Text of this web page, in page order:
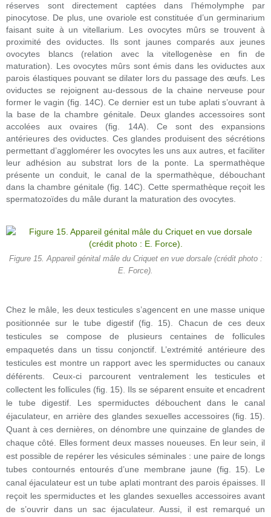
réserves sont directement captées dans l’hémolymphe par
pinocytose. De plus, une ovariole est constituée d’un germinarium
faisant suite à un vitellarium. Les ovocytes mûrs se trouvent à
proximité des oviductes. Ils sont jaunes comparés aux jeunes
ovocytes blancs (relation avec la vitellogenèse en fin de
maturation). Les ovocytes mûrs sont émis dans les oviductes aux
parois élastiques pouvant se dilater lors du passage des œufs. Les
oviductes se rejoignent au-dessous de la chaine nerveuse pour
former le vagin (fig. 14C). Ce dernier est un tube aplati s’ouvrant à
la base de la chambre génitale. Deux glandes accessoires sont
accolées aux ovaires (fig. 14A). Ce sont des expansions
antérieures des oviductes. Ces glandes produisent des sécrétions
permettant d’agglomérer les ovocytes les uns aux autres, et faciliter
leur adhésion au substrat lors de la ponte. La spermathèque
présente un conduit, le canal de la spermathèque, débouchant
dans la chambre génitale (fig. 14C). Cette spermathèque reçoit les
spermatozoïdes du mâle durant la maturation des ovocytes.
Figure 15. Appareil génital mâle du Criquet en vue dorsale (crédit photo :
E. Force).
Chez le mâle, les deux testicules s’agencent en une masse unique
positionnée sur le tube digestif (fig. 15). Chacun de ces deux
testicules se compose de plusieurs centaines de follicules
empaquetés dans un tissu conjonctif. L’extrémité antérieure des
testicules est montre un rapport avec les spermiductes ou canaux
déférents. Ceux-ci parcourent ventralement les testicules et
collectent les follicules (fig. 15). Ils se séparent ensuite et encadrent
le tube digestif. Les spermiductes débouchent dans le canal
éjaculateur, en arrière des glandes sexuelles accessoires (fig. 15).
Quant à ces dernières, on dénombre une quinzaine de glandes de
chaque côté. Elles forment deux masses noueuses. En leur sein, il
est possible de repérer les vésicules séminales : une paire de longs
tubes contournés entourés d’une membrane jaune (fig. 15). Le
canal éjaculateur est un tube aplati montrant des parois épaisses. Il
reçoit les spermiductes et les glandes sexuelles accessoires avant
de s’ouvrir dans un sac éjaculateur. Aussi, il est remarqué un